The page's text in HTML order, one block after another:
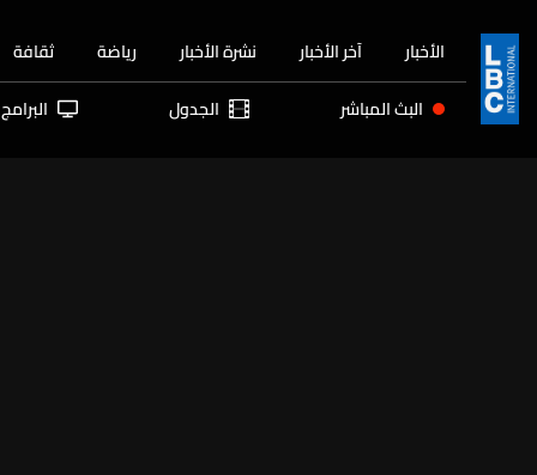
الأخبار آخر الأخبار نشرة الأخبار رياضة ثقافة
البث المباشر الجدول البرامج